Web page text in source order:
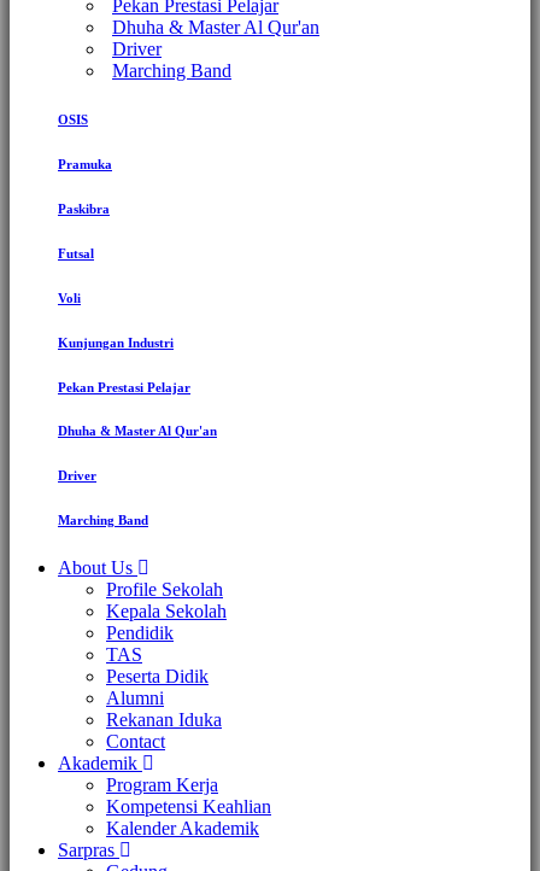
Pekan Prestasi Pelajar
Dhuha & Master Al Qur'an
Driver
Marching Band
OSIS
Pramuka
Paskibra
Futsal
Voli
Kunjungan Industri
Pekan Prestasi Pelajar
Dhuha & Master Al Qur'an
Driver
Marching Band
About Us
Profile Sekolah
Kepala Sekolah
Pendidik
TAS
Peserta Didik
Alumni
Rekanan Iduka
Contact
Akademik
Program Kerja
Kompetensi Keahlian
Kalender Akademik
Sarpras